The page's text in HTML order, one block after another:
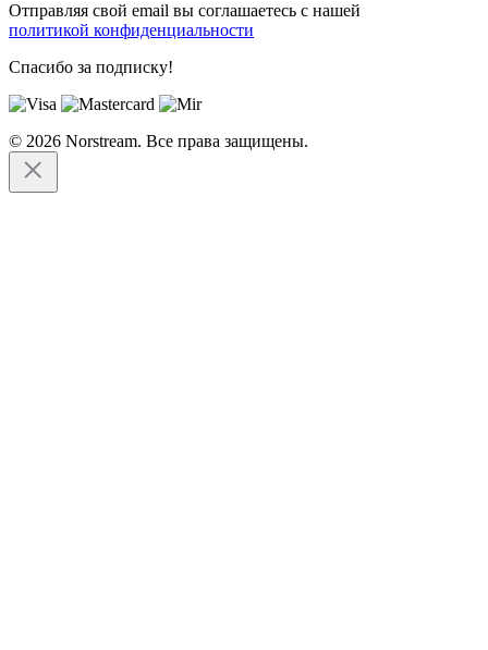
Отправляя свой email вы соглашаетесь с нашей
политикой конфиденциальности
Спасибо за подписку!
© 2026 Norstream. Все права защищены.